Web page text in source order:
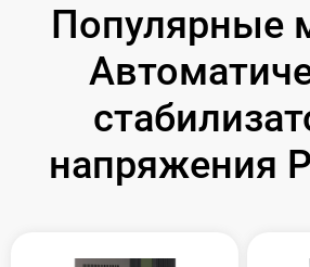
Популярные
напряжения